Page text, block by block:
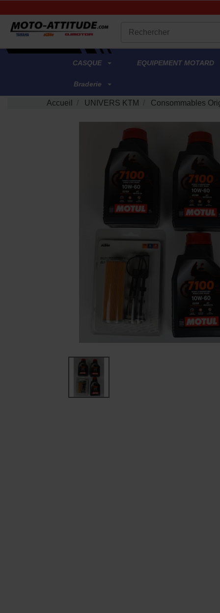
.
CASQUE EQUIPEMENT MOTARD
Braderie
Accueil UNIVERS KTM Consommables